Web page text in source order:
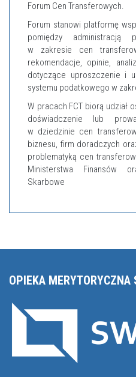
Forum Cen Transferowych.
Forum stanowi platformę
pomiędzy administracją
w zakresie cen
rekomendacje, opinie,
dotyczące uproszczenie i
systemu podatkowego w
W pracach FCT biorą udział
doświadczenie lub
w dziedzinie cen
biznesu, firm doradczych
problematyką cen
Ministerstwa Finansów
Skarbowe
OPIEKA MERYTORYCZNA